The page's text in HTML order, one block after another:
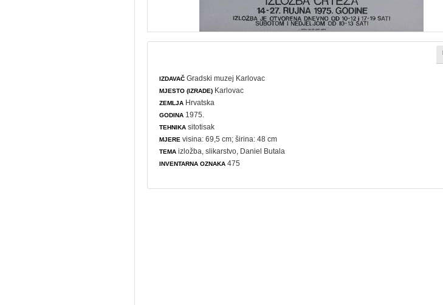
IZDAVAČ Gradski muzej Karlovac
MJESTO (IZRADE) Karlovac
ZEMLJA Hrvatska
GODINA 1975.
TEHNIKA sitotisak
MJERE visina: 69,5 cm; širina: 48 cm
TEMA izložba ,slikarstvo , Daniel Butala
INVENTARNA OZNAKA 475